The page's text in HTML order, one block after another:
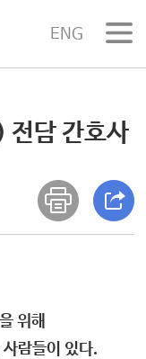
ENG
전담 간호사
위해
람들이 있다.